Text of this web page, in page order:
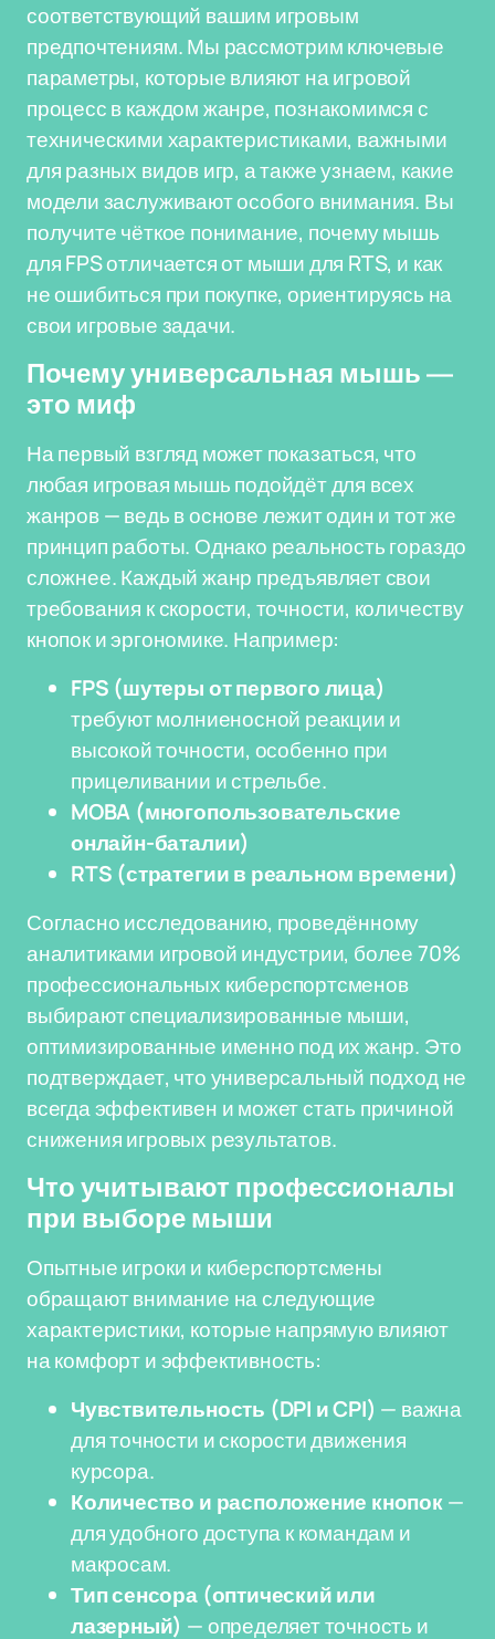
соответствующий вашим игровым
предпочтениям. Мы рассмотрим ключевые
параметры, которые влияют на игровой
процесс в каждом жанре, познакомимся с
техническими характеристиками, важными
для разных видов игр, а также узнаем, какие
модели заслуживают особого внимания. Вы
получите чёткое понимание, почему мышь
для FPS отличается от мыши для RTS, и как
не ошибиться при покупке, ориентируясь на
свои игровые задачи.
Почему универсальная мышь —
это миф
На первый взгляд может показаться, что
любая игровая мышь подойдёт для всех
жанров — ведь в основе лежит один и тот же
принцип работы. Однако реальность гораздо
сложнее. Каждый жанр предъявляет свои
требования к скорости, точности, количеству
кнопок и эргономике. Например:
FPS (шутеры от первого лица)
требуют молниеносной реакции и
высокой точности, особенно при
прицеливании и стрельбе.
MOBA (многопользовательские
онлайн-баталии)
RTS (стратегии в реальном времени)
Согласно исследованию, проведённому
аналитиками игровой индустрии, более 70%
профессиональных киберспортсменов
выбирают специализированные мыши,
оптимизированные именно под их жанр. Это
подтверждает, что универсальный подход не
всегда эффективен и может стать причиной
снижения игровых результатов.
Что учитывают профессионалы
при выборе мыши
Опытные игроки и киберспортсмены
обращают внимание на следующие
характеристики, которые напрямую влияют
на комфорт и эффективность:
Чувствительность (DPI и CPI) — важна
для точности и скорости движения
курсора.
Количество и расположение кнопок—
для удобного доступа к командам и
макросам.
Тип сенсора (оптический или
лазерный) — определяет точность и